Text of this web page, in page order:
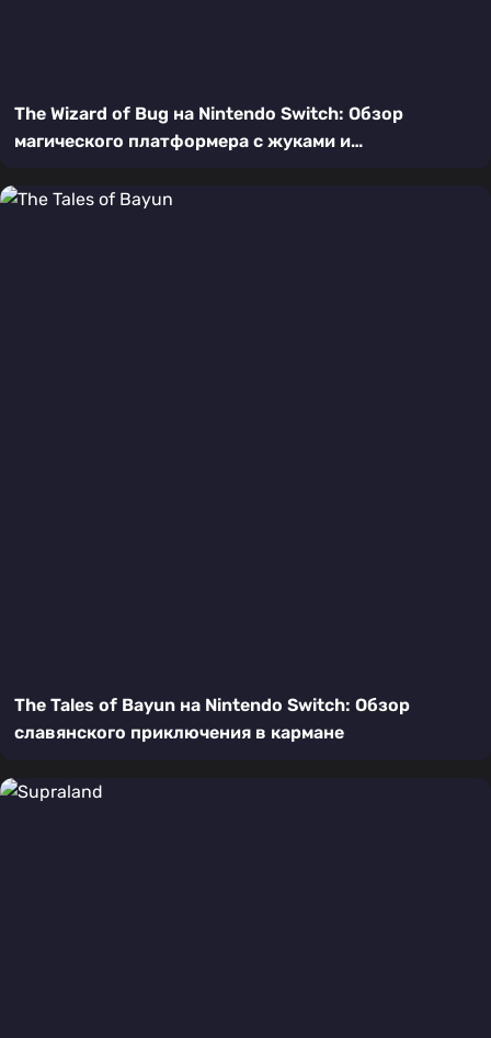
The Wizard of Bug на Nintendo Switch: Обзор
магического платформера с жуками и
The Tales of Bayun на Nintendo Switch: Обзор
славянского приключения в кармане